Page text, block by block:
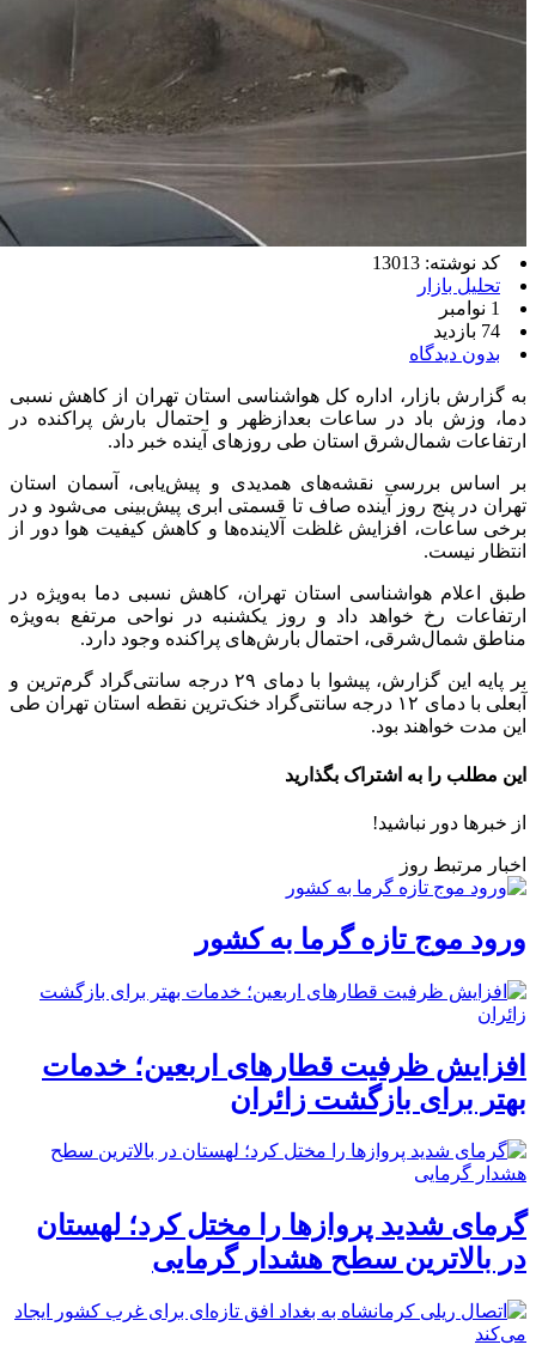
کد نوشته: 13013
تحلیل بازار
1 نوامبر
74 بازدید
بدون دیدگاه
به گزارش بازار، اداره کل هواشناسی استان تهران از کاهش نسبی
دما، وزش باد در ساعات بعدازظهر و احتمال بارش پراکنده در
ارتفاعات شمال‌شرق استان طی روزهای آینده خبر داد.
بر اساس بررسی نقشه‌های همدیدی و پیش‌یابی، آسمان استان
تهران در پنج روز آینده صاف تا قسمتی ابری پیش‌بینی می‌شود و در
برخی ساعات، افزایش غلظت آلاینده‌ها و کاهش کیفیت هوا دور از
انتظار نیست.
طبق اعلام هواشناسی استان تهران، کاهش نسبی دما به‌ویژه در
ارتفاعات رخ خواهد داد و روز یکشنبه در نواحی مرتفع به‌ویژه
مناطق شمال‌شرقی، احتمال بارش‌های پراکنده وجود دارد.
بر پایه این گزارش، پیشوا با دمای ۲۹ درجه سانتی‌گراد گرم‌ترین و
آبعلی با دمای ۱۲ درجه سانتی‌گراد خنک‌ترین نقطه استان تهران طی
این مدت خواهند بود.
این مطلب را به اشتراک بگذارید
از خبرها دور نباشید!
اخبار مرتبط روز
ورود موج تازه گرما به کشور
افزایش ظرفیت قطارهای اربعین؛ خدمات
بهتر برای بازگشت زائران
گرمای شدید پروازها را مختل کرد؛ لهستان
در بالاترین سطح هشدار گرمایی